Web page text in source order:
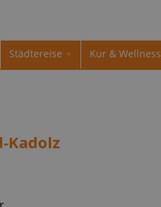
Städtereise Kur & Wellness
Kadolz